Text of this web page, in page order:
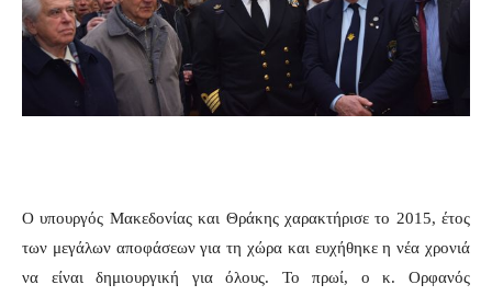
Ο υπουργός Μακεδονίας και Θράκης χαρακτήρισε το 2015, έτος
των μεγάλων αποφάσεων για τη χώρα και ευχήθηκε η νέα χρονιά
να είναι δημιουργική για όλους. Το πρωί, ο κ. Ορφανός